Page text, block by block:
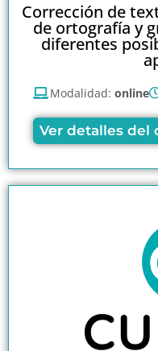
Corrección de
de ortografía y
diferentes
Modalidad: online
Ver detalles del